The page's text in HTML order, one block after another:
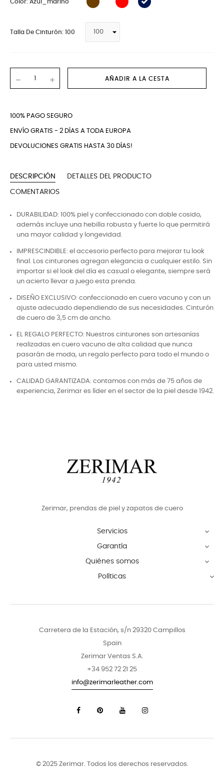
Color: Azul_marino
Talla De Cinturón: 100
AÑADIR A LA CESTA
100% PAGO SEGURO
ENVÍO GRATIS - 2 DÍAS A TODA EUROPA
DEVOLUCIONES GRATIS HASTA 30 DÍAS!
DESCRIPCIÓN DETALLES DEL PRODUCTO
COMENTARIOS
DURABILIDAD: 100% piel y confeccionado con doble cosido,
además incluye una hebilla robusta y fuerte lo que permitirá
una mayor calidad y longevidad.
IMPRESCINDIBLE: el accesorio perfecto para mejorar tu look
final. Los cinturones agregan elegancia a cualquier estilo. Sin
importar si el look del día es casual o elegante, siempre será
un acierto llevar a juego esta prenda.
DISEÑO EXCLUSIVO: confeccionado en cuero vacuno y con un
ajuste adecuado dependiendo de sus necesidades. Cinturón
de cuero de 3,5 cm de ancho.
EL REGALO PERFECTO: Nuestros cinturones son artesanías
realizadas en cuero vacuno de alta calidad que nunca
pasarán de moda, un regalo perfecto para todo el mundo o
para usted mismo.
CALIDAD GARANTIZADA: contamos con más de 75 años de
experiencia, Zerimar es líder en el sector de la piel desde 1942.
Zerimar, prendas de piel y zapatos de cuero
Servicios 
Garantía 
Quiénes somos 
Políticas 
Carretera de la Estación, s/n 29320 Campillos
Spain
Zerimar Ventas S.A.
+34 952 72 21 25
info@zerimarleather.com
© 2025 Zerimar. Todos los derechos reservados.